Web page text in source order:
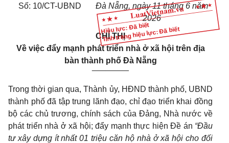
Hiệu lực: Đã biết
Tình trạng hiệu lực: Đã biết
Số: 10/CT-UBND
Đà Nẵng, ngày 11 tháng 6 năm
2026
CHỈ THỊ
Về việc đẩy mạnh phát triển nhà ở xã hội trên địa
bàn thành phố Đà Nẵng
________
Trong thời gian qua, Thành ủy, HĐND thành phố, UBND
thành phố đã tập trung lãnh đạo, chỉ đạo triển khai đồng
bộ các chủ trương, chính sách của Đảng, Nhà nước về
phát triển nhà ở xã hội; đẩy mạnh thực hiện Đề án “Đầu
tư xây dựng ít nhất 01 triệu căn hộ nhà ở xã hội cho đối